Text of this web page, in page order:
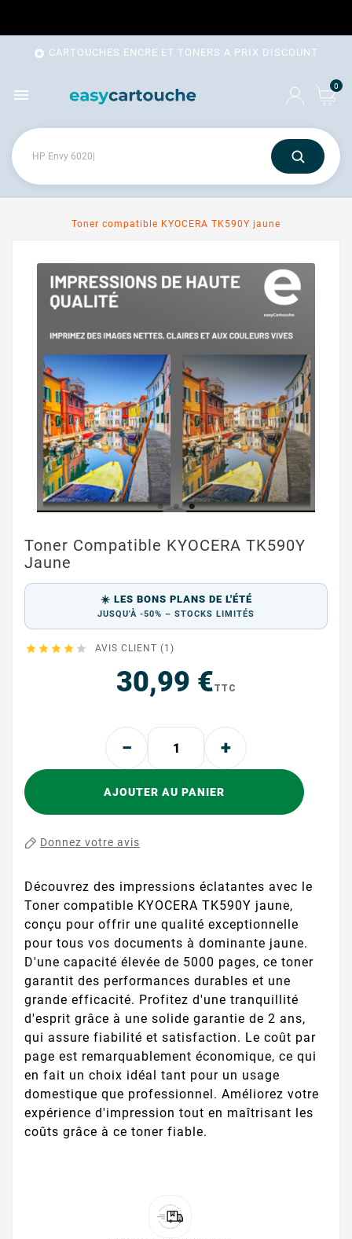
 CARTOUCHES ENCRE ET TONERS A PRIX DISCOUNT
 0
Toner compatible KYOCERA TK590Y jaune
Toner Compatible KYOCERA TK590Y
Jaune
☀️ LES BONS PLANS DE L'ÉTÉ
JUSQU'À -50% – STOCKS LIMITÉS
     AVIS CLIENT (1)
30,99 €TTC
AJOUTER AU PANIER
Donnez votre avis
Découvrez des impressions éclatantes avec le
Toner compatible KYOCERA TK590Y jaune,
conçu pour offrir une qualité exceptionnelle
pour tous vos documents à dominante jaune.
D'une capacité élevée de 5000 pages, ce toner
garantit des performances durables et une
grande efficacité. Profitez d'une tranquillité
d'esprit grâce à une solide garantie de 2 ans,
qui assure fiabilité et satisfaction. Le coût par
page est remarquablement économique, ce qui
en fait un choix idéal tant pour un usage
domestique que professionnel. Améliorez votre
expérience d'impression tout en maîtrisant les
coûts grâce à ce toner fiable.